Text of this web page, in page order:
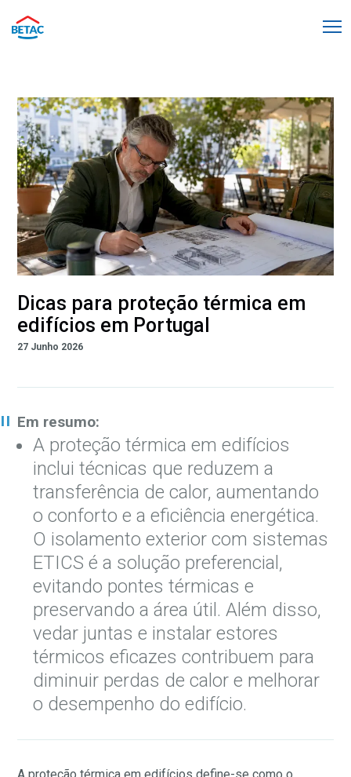
Dicas para proteção térmica em
edifícios em Portugal
27 Junho 2026
Em resumo:
A proteção térmica em edifícios
inclui técnicas que reduzem a
transferência de calor, aumentando
o conforto e a eficiência energética.
O isolamento exterior com sistemas
ETICS é a solução preferencial,
evitando pontes térmicas e
preservando a área útil. Além disso,
vedar juntas e instalar estores
térmicos eficazes contribuem para
diminuir perdas de calor e melhorar
o desempenho do edifício.